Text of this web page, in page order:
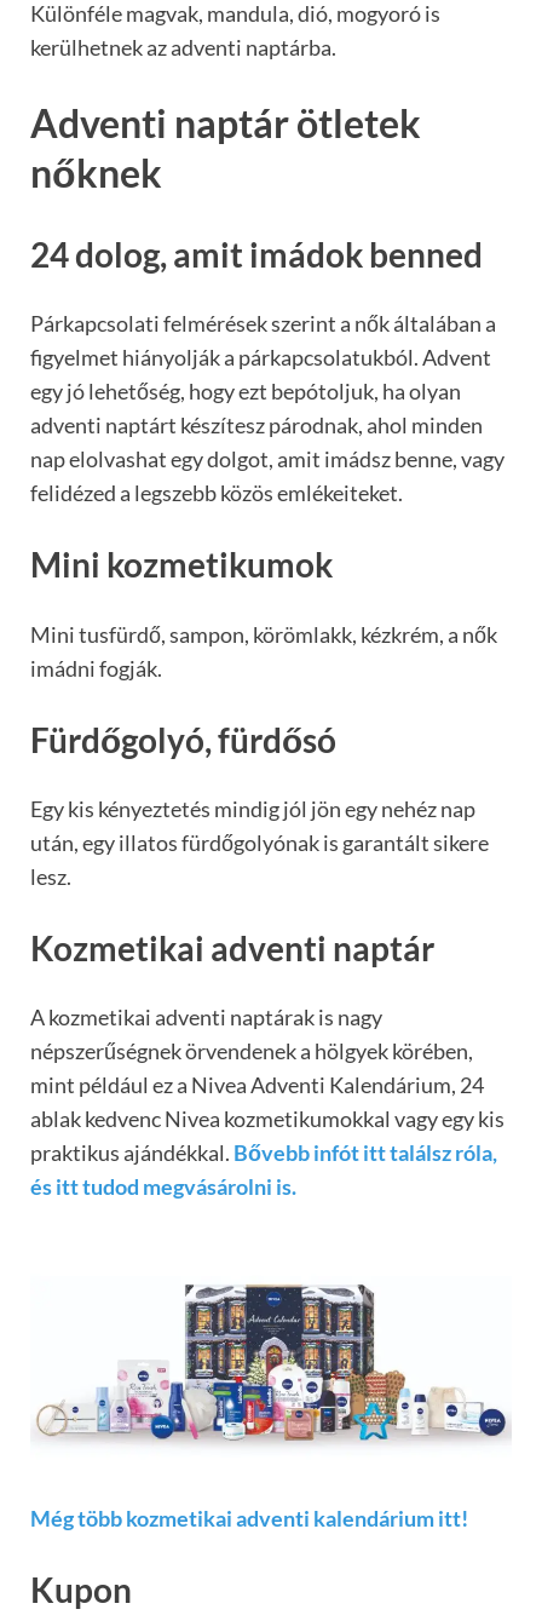
Különféle magvak, mandula, dió, mogyoró is
kerülhetnek az adventi naptárba.
Adventi naptár ötletek
nőknek
24 dolog, amit imádok benned
Párkapcsolati felmérések szerint a nők általában a
figyelmet hiányolják a párkapcsolatukból. Advent
egy jó lehetőség, hogy ezt bepótoljuk, ha olyan
adventi naptárt készítesz párodnak, ahol minden
nap elolvashat egy dolgot, amit imádsz benne, vagy
felidézed a legszebb közös emlékeiteket.
Mini kozmetikumok
Mini tusfürdő, sampon, körömlakk, kézkrém, a nők
imádni fogják.
Fürdőgolyó, fürdősó
Egy kis kényeztetés mindig jól jön egy nehéz nap
után, egy illatos fürdőgolyónak is garantált sikere
lesz.
Kozmetikai adventi naptár
A kozmetikai adventi naptárak is nagy
népszerűségnek örvendenek a hölgyek körében,
mint például ez a Nivea Adventi Kalendárium, 24
ablak kedvenc Nivea kozmetikumokkal vagy egy kis
praktikus ajándékkal. Bővebb infót itt találsz róla,
és itt tudod megvásárolni is.
Még több kozmetikai adventi kalendárium itt!
Kupon